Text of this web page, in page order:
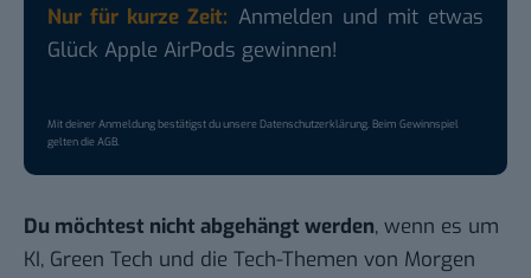
Nur für kurze Zeit: Anmelden und mit etwas
Glück Apple AirPods gewinnen!
Mit deiner Anmeldung bestätigst du unsereDatenschutzerklärung. Beim Gewinnspiel
gelten dieAGB.
Du möchtest nicht abgehängt werden, wenn es um
KI, Green Tech und die Tech-Themen von Morgen